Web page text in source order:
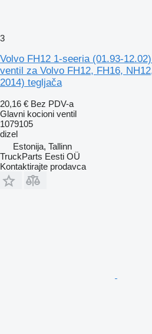
3
Volvo FH12 1-seeria (01.93-
ventil za Volvo FH12, FH16,
2014) tegljača
20,16 € Bez PDV-a
Glavni kocioni ventil
1079105
dizel
Estonija, Tallinn
TruckParts Eesti OÜ
Kontaktirajte prodavca